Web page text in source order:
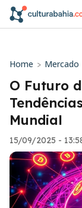
Home > Mercado
O Futuro
Mundial
15/09/2025 -